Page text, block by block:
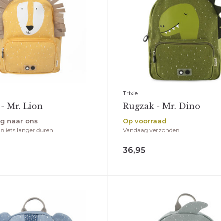
Mr. Lion
naar ons
iets langer duren
Trixie
Rugzak - Mr. Dino
Op voorraad
Vandaag verzonden
36,95